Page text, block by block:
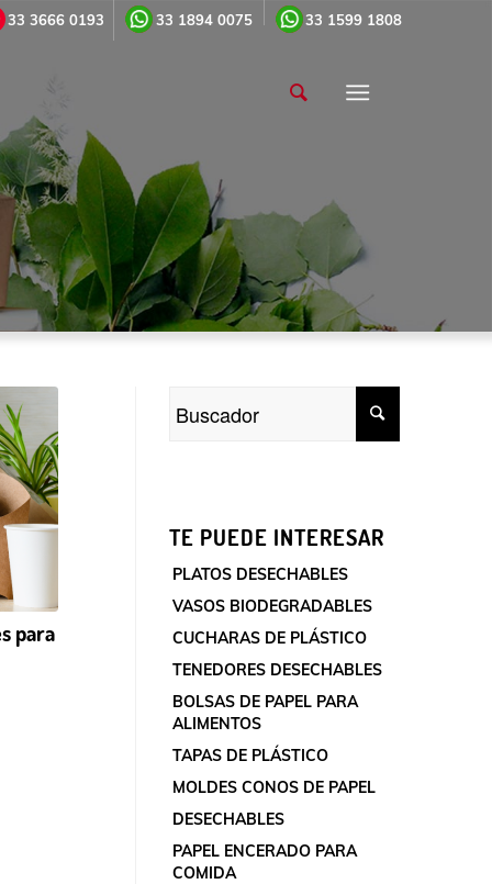
33 3666 0193 33 1894 0075 33 1599 1808
para
TE PUEDE INTERESAR
PLATOS DESECHABLES
VASOS BIODEGRADABLES
CUCHARAS DE PLÁSTICO
TENEDORES DESECHABLES
BOLSAS DE PAPEL PARA
ALIMENTOS
TAPAS DE PLÁSTICO
MOLDES CONOS DE PAPEL
DESECHABLES
PAPEL ENCERADO PARA
COMIDA